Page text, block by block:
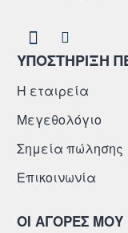
ΥΠΟΣΤΗΡΙΞΗ
Η εταιρεία
Μεγεθολόγιο
Σημεία πώλησης
Επικοινωνία
ΟΙ ΑΓΟΡΕΣ ΜΟΥ